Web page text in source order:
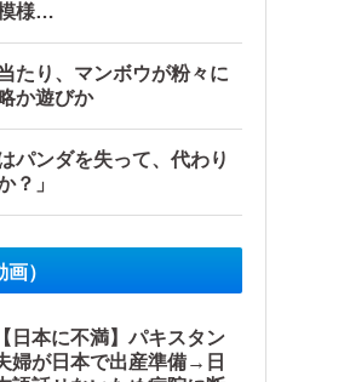
様…
たり、マンボウが粉々に
か遊びか
パンダを失って、代わり
？」
）
【日本に不満】パキスタン
婦が日本で出産準備→日